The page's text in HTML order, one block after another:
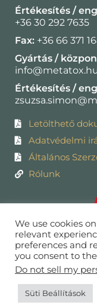
Értékesítés /
+36 30 292 7635
Fax: +36 66 371
Gyártás /
Értékesítés /
Letölthető
Adatvédelmi
Általános
Rólunk
We use cookies
relevant
preferences and
you consent to
Do not sell my
Süti Beállítások